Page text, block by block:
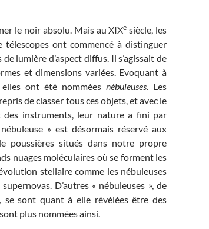
le noir absolu. Mais au XIXe siècle, les
télescopes ont commencé à distinguer
lumière d’aspect diffus. Il s’agissait de
et dimensions variées. Evoquant à
ont été nommées nébuleuses . Les
de classer tous ces objets, et avec le
des instruments, leur nature a fini par
» est désormais réservé aux
poussières situés dans notre propre
nuages moléculaires où se forment les
stellaire comme les nébuleuses
D’autres « nébuleuses », de
sont quant à elle révélées être des
plus nommées ainsi.